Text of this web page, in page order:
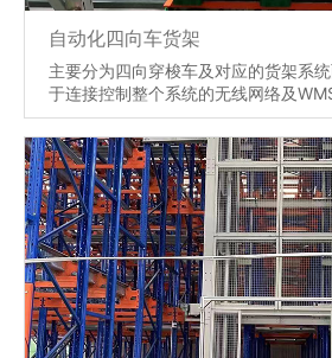
自动化四向车货架
主要分为四向穿梭车及对应的货架系
于连接控制整个系统的无线网络及
机、托盘输送线、顶升移载机等配合
后、左右、上下 移动的运送,可到达任
上，实现全自动化的存储及取货分拣
仓库，其运作范围空间更大、其自动
【详情】